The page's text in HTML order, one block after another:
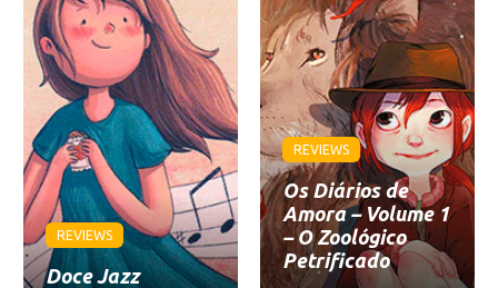
REVIEWS
Doce Jazz
REVIEWS
Os Diários de
Amora – Volume 1
– O Zoológico
Petrificado